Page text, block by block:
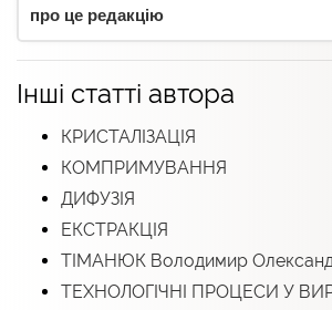
про це редакцію
Інші статті автора
КРИСТАЛІЗАЦІЯ
КОМПРИМУВАННЯ
ДИФУЗІЯ
ЕКСТРАКЦІЯ
ТІМАНЮК Володимир
ТЕХНОЛОГІЧНІ ПРОЦЕСИ У